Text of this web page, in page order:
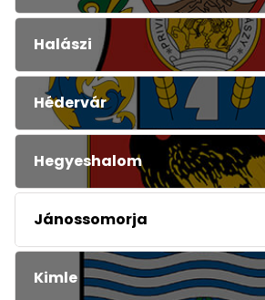
Halászi
Hédervár
Hegyeshalom
Jánossomorja
Kimle